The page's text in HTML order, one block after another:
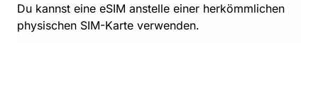
Du kannst eine eSIM anstelle einer herkömmlichen
physischen SIM-Karte verwenden.